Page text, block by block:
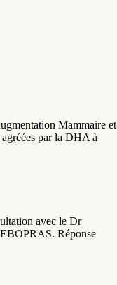
Mammaire et
par la DHA à
avec le Dr
Réponse